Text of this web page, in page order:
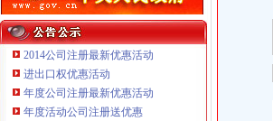
本站导航
2014公司注册最新优惠活动
进出口权优惠活动
年度公司注册最新优惠活动
年度活动公司注册送优惠